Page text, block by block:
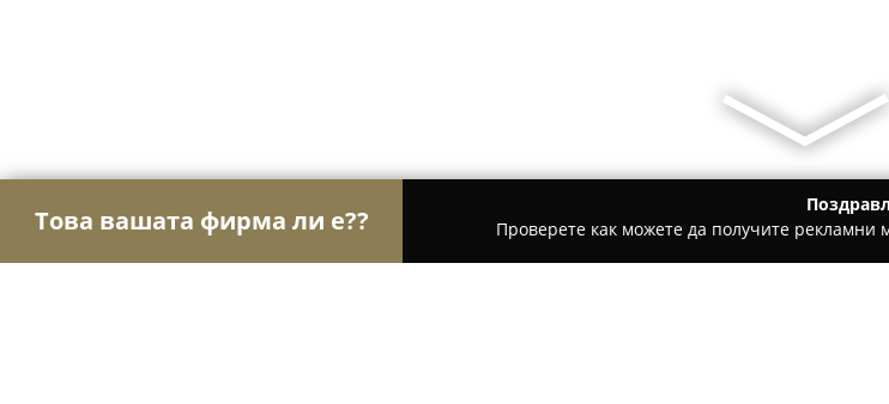
Това вашата фирма ли е??
Проверете как можете да получите рекламни